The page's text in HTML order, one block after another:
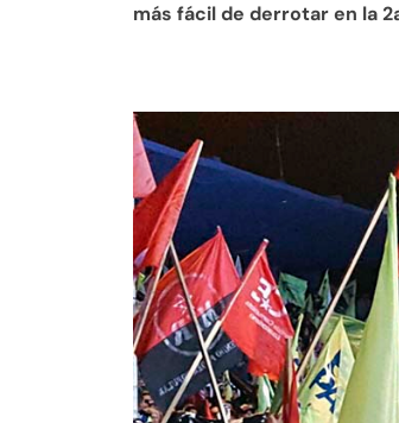
más fácil de derrotar en la